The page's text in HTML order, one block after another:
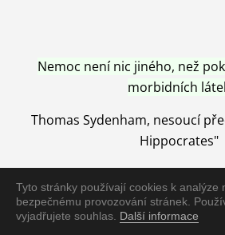
Tyto stránky používají cookies k analýze
bezpečnému provozování stránek.
vyjadřujete souhlas. Další informace
Nemoc není nic jiného, než
morbidních
Thomas Sydenham, nesoucí
Hippocrates"
Nemoc je vyléčena jen pomocí